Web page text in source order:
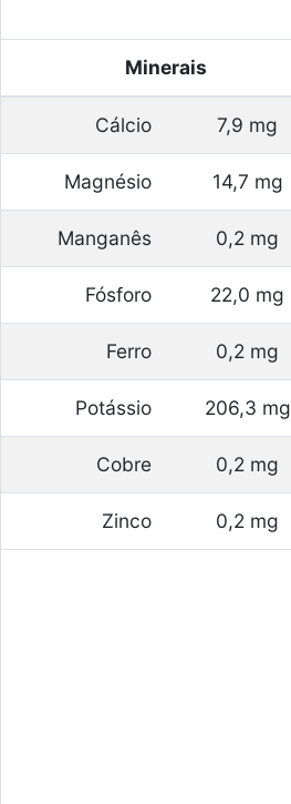
Minerais
Cálcio 7,9 mg
Magnésio 14,7 mg
Manganês 0,2 mg
Fósforo 22,0 mg
Ferro 0,2 mg
Potássio 206,3 mg
Cobre 0,2 mg
Zinco 0,2 mg